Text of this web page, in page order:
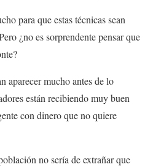
para que estas técnicas sean
¿no es sorprendente pensar que
aparecer mucho antes de lo
están recibiendo muy buen
con dinero que no quiere
no sería de extrañar que